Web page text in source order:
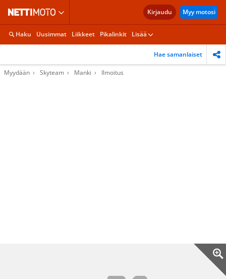
Kirjaudu Myy motosi
Haku Uusimmat Liikkeet Pikalinkit Lisää
Hae samanlaiset
Myydään Skyteam Manki Ilmoitus